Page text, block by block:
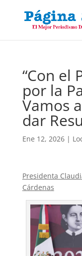
“Con el
por la
Vamos
dar
Ene 12, 2026|
Presidenta
Cárdenas